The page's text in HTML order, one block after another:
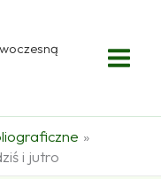
i jutro